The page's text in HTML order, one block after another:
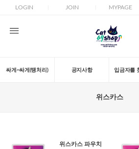
LOGIN JOIN MYPAGE
싸게~싸게(땡처리) 공지사항 입금자를
위스카스
위스카스 파우치